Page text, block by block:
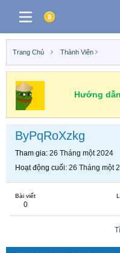
Trang Chủ Thành Viên
Hướng
ByPqRoXzkg
Tham gia 26 Tháng một 2024
Hoạt động cuối 26 Tháng một
Bài viết
0